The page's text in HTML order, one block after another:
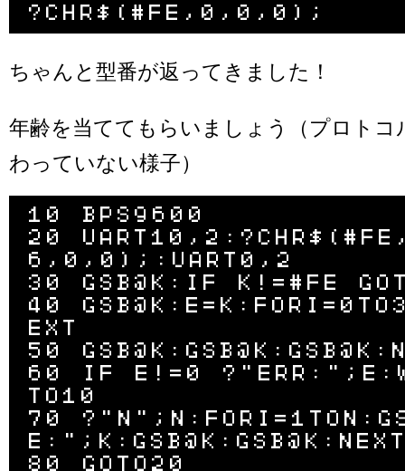
ちゃんと型番が返ってきました！
年齢を当ててもらいましょう（プロトコ
わっていない様子）
10 BPS9600
20
6,0,0);:UART0,2
30 GSB@K:IF K!=#FE
40
EXT
50
60 IF E!=0
TO10
70
80 GOTO20